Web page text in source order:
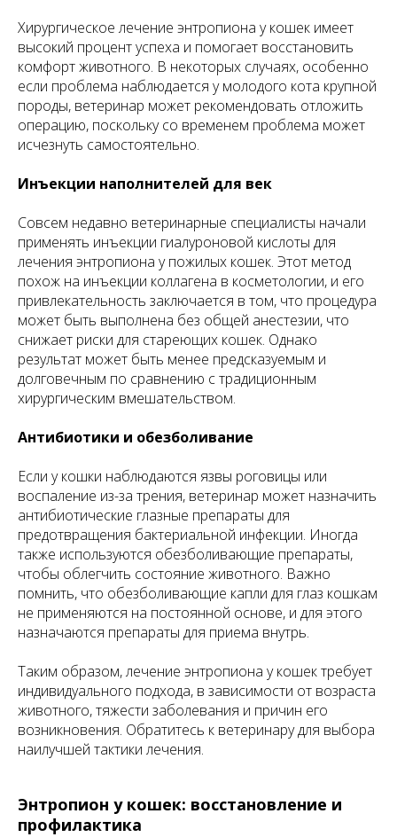
Хирургическое лечение энтропиона у кошек имеет
высокий процент успеха и помогает восстановить
комфорт животного. В некоторых случаях, особенно
если проблема наблюдается у молодого кота крупной
породы, ветеринар может рекомендовать отложить
операцию, поскольку со временем проблема может
исчезнуть самостоятельно.
Инъекции наполнителей для век
Совсем недавно ветеринарные специалисты начали
применять инъекции гиалуроновой кислоты для
лечения энтропиона у пожилых кошек. Этот метод
похож на инъекции коллагена в косметологии, и его
привлекательность заключается в том, что процедура
может быть выполнена без общей анестезии, что
снижает риски для стареющих кошек. Однако
результат может быть менее предсказуемым и
долговечным по сравнению с традиционным
хирургическим вмешательством.
Антибиотики и обезболивание
Если у кошки наблюдаются язвы роговицы или
воспаление из-за трения, ветеринар может назначить
антибиотические глазные препараты для
предотвращения бактериальной инфекции. Иногда
также используются обезболивающие препараты,
чтобы облегчить состояние животного. Важно
помнить, что обезболивающие капли для глаз кошкам
не применяются на постоянной основе, и для этого
назначаются препараты для приема внутрь.
Таким образом, лечение энтропиона у кошек требует
индивидуального подхода, в зависимости от возраста
животного, тяжести заболевания и причин его
возникновения. Обратитесь к ветеринару для выбора
наилучшей тактики лечения.
Энтропион у кошек: восстановление и
профилактика